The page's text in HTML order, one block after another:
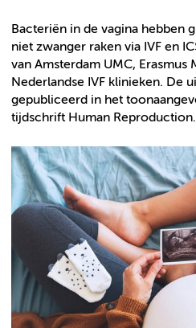
Bacteriën in de vagina hebben
niet zwanger raken via IVF en
van Amsterdam UMC, Erasmus
Nederlandse IVF klinieken. De
gepubliceerd in het
tijdschrift Human Reproduction.